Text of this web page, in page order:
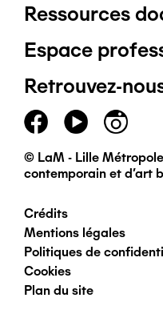
Pied
de
page
principal
Ressources
Espace
Retrouvez-
© LaM - Lille
contemporain et d'art
Pied
de
page
Crédits
Mentions légales
Politiques de
Cookies
Plan du site